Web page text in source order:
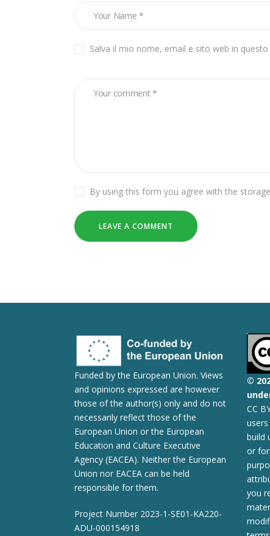
Salva il mio nome, email e sito web in
By using this form you agree with the
Funded by the European Union. Views
and opinions expressed are however
those of the author(s) only and do not
necessarily reflect those of the
European Union or the European
Education and Culture Executive
Agency (EACEA). Neither the European
Union nor EACEA can be held
responsible for them.
Project Number 2023-1-SE01-KA220-
ADU-000154918
© 2
CC
build
or
you